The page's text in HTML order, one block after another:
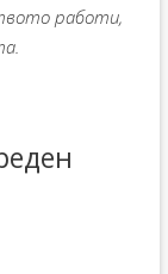
работи,